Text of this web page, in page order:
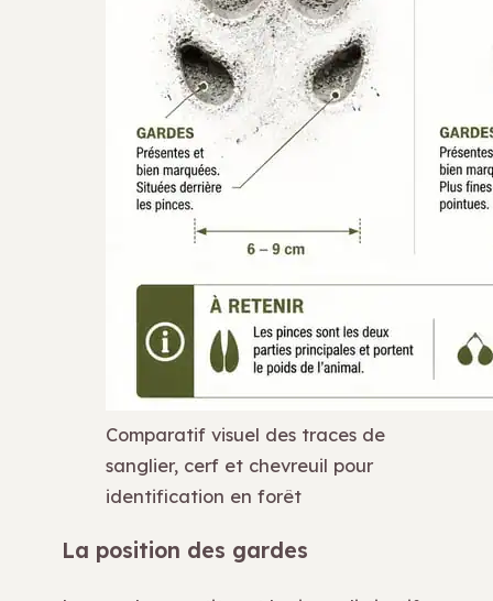
Comparatif visuel des traces de
sanglier, cerf et chevreuil pour
identification en forêt
La position des gardes